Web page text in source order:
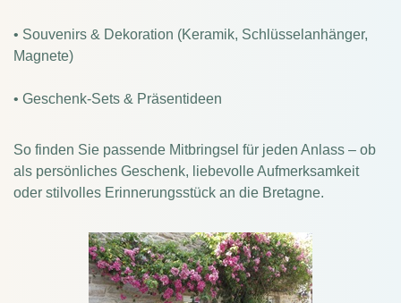
• Souvenirs & Dekoration (Keramik, Schlüsselanhänger,
Magnete)
• Geschenk-Sets & Präsentideen
So finden Sie passende Mitbringsel für jeden Anlass – ob
als persönliches Geschenk, liebevolle Aufmerksamkeit
oder stilvolles Erinnerungsstück an die Bretagne.